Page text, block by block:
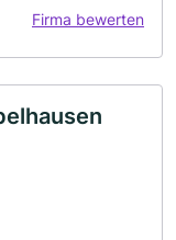
Firma bewerten